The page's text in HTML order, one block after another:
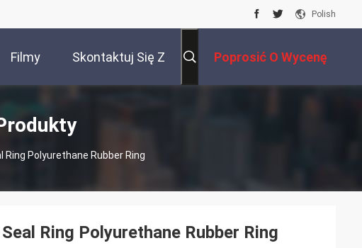
Polish
Filmy Skontaktuj Się Z Poprosić O Wycenę
Ring Polyurethane Rubber Ring
Ring Polyurethane Rubber Ring